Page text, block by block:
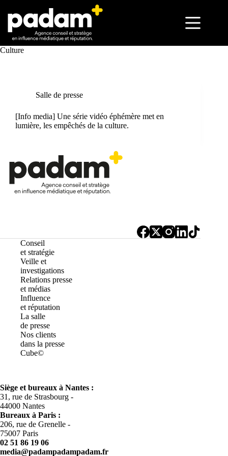
Culture
Salle de presse
[Info media] Une série vidéo éphémère met en
lumière, les empêchés de la culture.
Conseil
et stratégie
Veille et
investigations
Relations presse
et médias
Influence
et réputation
La salle
de presse
Nos clients
dans la presse
Cube©
Siège et bureaux à Nantes :
31, rue de Strasbourg -
44000 Nantes
Bureaux à Paris :
206, rue de Grenelle -
75007 Paris
02 51 86 19 06
media@padampadampadam.fr